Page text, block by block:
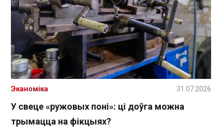
У свеце «ружовых поні»: ці доўга можна
трымацца на фікцыях?
Эканоміка 31.07.2026